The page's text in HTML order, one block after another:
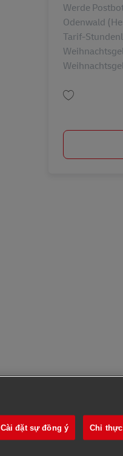
Werde
Odenwald
Tarif-
Cài đặt sự đồng ý Chỉ